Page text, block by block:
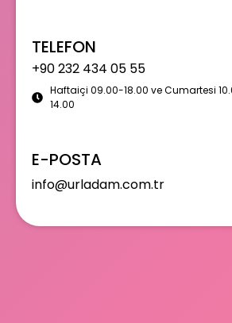
TELEFON
+90 232 434 05 55
Haftaiçi 09.00-18.00 ve Cumartesi
14.00
E-POSTA
info@urladam.com.tr